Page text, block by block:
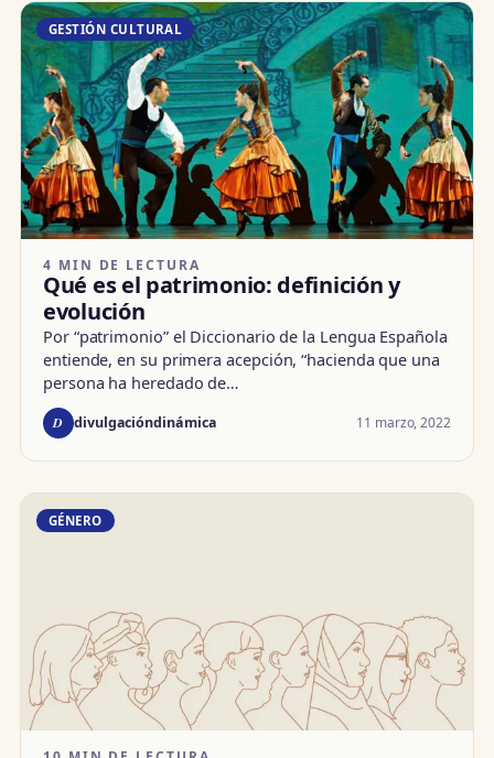
GESTIÓN CULTURAL
4 MIN DE LECTURA
Qué es el patrimonio: definición y
evolución
Por “patrimonio” el Diccionario de la Lengua Española
entiende, en su primera acepción, “hacienda que una
persona ha heredado de…
D divulgacióndinámica 11 marzo, 2022
GÉNERO